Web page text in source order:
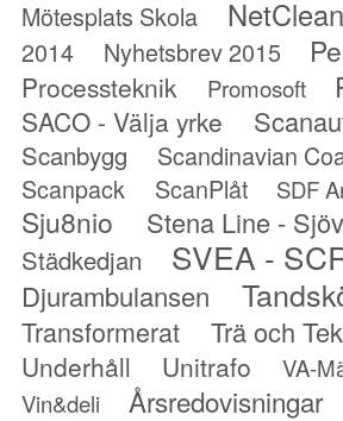
Mötesplats Skola
NetClean
2014
Nyhetsbrev 2015
Processteknik Promosoft
SACO - Välja yrke
Scanbygg
Scandinavian
Scanpack
ScanPlåt SDF
Sju8nio Stena Line -
Städkedjan SVEA -
Djurambulansen
Transformerat Trä och
Underhåll Unitrafo VA-
Vin&deli
Årsredovisningar